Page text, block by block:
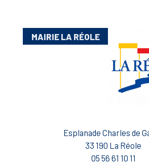
MAIRIE LA RÉOLE
Esplanade Charles de
33 190 La Réole
05 56 61 10 11